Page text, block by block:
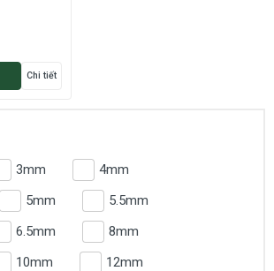
Chi tiết
3mm
4mm
5mm
5.5mm
6.5mm
8mm
10mm
12mm